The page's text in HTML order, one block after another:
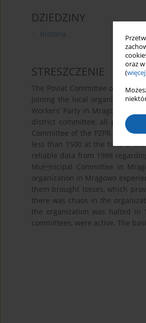
oraz
(więcej
DZIEDZINY
historia
STRESZCZENIE
The Poviat Committee of the
joining the local organization of
Workers’ Party in Mragowo.
district committee, all party
Committee of the PZPR in
less than 1500 at the time of
reliable data from 1988
Municipal Committee in
organization in Mrągowo
them brought losses, which
there was chaos in the
the organization was halted in
committees, were active. The